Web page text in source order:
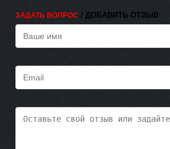
ЗАДАТЬ ВОПРОС/ ДОБАВИТЬ ОТЗЫВ